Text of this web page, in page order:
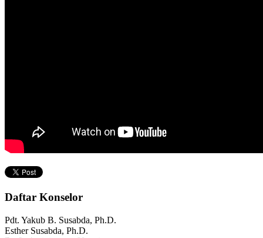
Daftar Konselor
Pdt. Yakub B. Susabda, Ph.D.
Esther Susabda, Ph.D.